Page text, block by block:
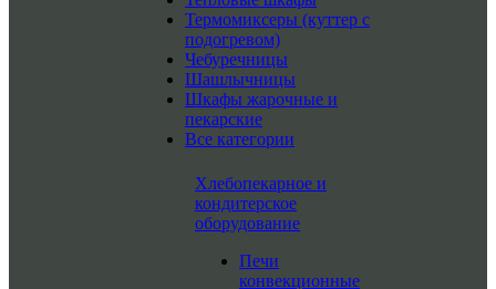
Термомиксеры (куттер с
подогревом)
Чебуречницы
Шашлычницы
Шкафы жарочные и
пекарские
Все категории
Хлебопекарное и
кондитерское
оборудование
Печи
конвекционные